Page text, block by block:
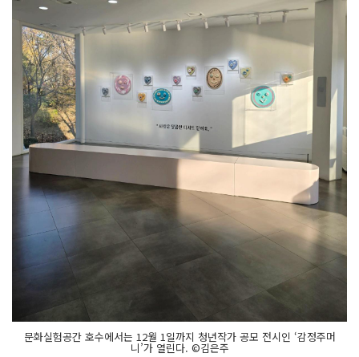
문화실험공간 호수에서는 12월 1일까지 청년작가 공모 전시인 ‘감정주머
니’가 열린다. ©김은주